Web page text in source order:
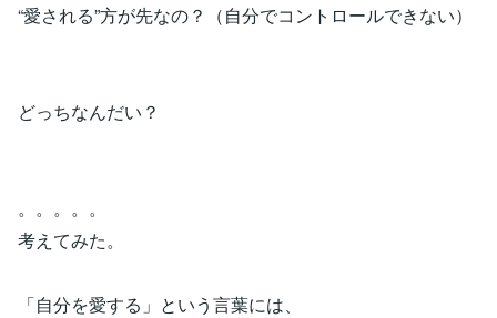
“愛される”方が先なの？（自分でコントロールできない）
どっちなんだい？
。。。。。
考えてみた。
「自分を愛する」という言葉には、